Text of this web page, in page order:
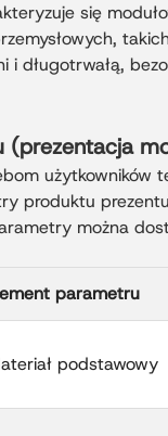
się
długotrwałą,
użytkowników
produktu
można
parametru
podstawowy